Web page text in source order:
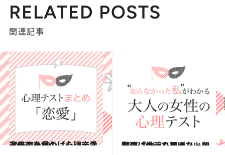
RELATED POSTS
関連記事
2015.7.31
次の恋を見つけたい恋愛迷子のための【心理テストまとめ10】
占い 2015.7.25
友達に作ってあげたい卵料理は？ 心理テストで知る「世渡りテク」
占い